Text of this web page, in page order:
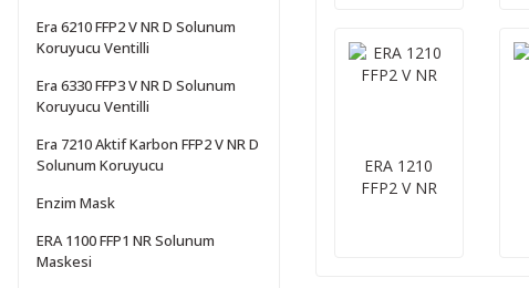
Era 6210 FFP2 V NR D Solunum
Koruyucu Ventilli
Era 6330 FFP3 V NR D Solunum
Koruyucu Ventilli
Era 7210 Aktif Karbon FFP2 V NR D
Solunum Koruyucu
Enzim Mask
ERA 1100 FFP1 NR Solunum
Maskesi
ERA 1210
FFP2 V NR